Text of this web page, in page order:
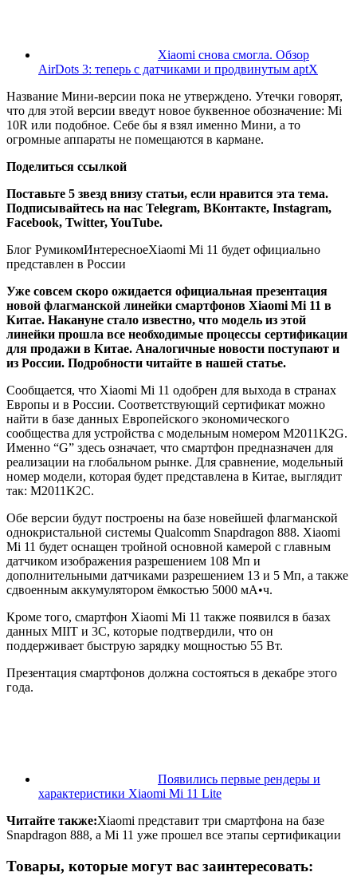
Xiaomi снова смогла. Обзор
AirDots 3: теперь с датчиками и продвинутым aptX
Название Мини-версии пока не утверждено. Утечки говорят,
что для этой версии введут новое буквенное обозначение: Mi
10R или подобное. Себе бы я взял именно Мини, а то
огромные аппараты не помещаются в кармане.
Поделиться ссылкой
Поставьте 5 звезд внизу статьи, если нравится эта тема.
Подписывайтесь на нас Telegram, ВКонтакте, Instagram,
Facebook, Twitter,YouTube.
Блог РумикомИнтересноеXiaomi Mi 11 будет официально
представлен в России
Уже совсем скоро ожидается официальная презентация
новой флагманской линейки смартфонов Xiaomi Mi 11 в
Китае. Накануне стало известно, что модель из этой
линейки прошла все необходимые процессы сертификации
для продажи в Китае. Аналогичные новости поступают и
из России. Подробности читайте в нашей статье.
Сообщается, что Xiaomi Mi 11 одобрен для выхода в странах
Европы и в России. Соответствующий сертификат можно
найти в базе данных Европейского экономического
сообщества для устройства с модельным номером M2011K2G.
Именно “G” здесь означает, что смартфон предназначен для
реализации на глобальном рынке. Для сравнение, модельный
номер модели, которая будет представлена в Китае, выглядит
так: M2011K2C.
Обе версии будут построены на базе новейшей флагманской
однокристальной системы Qualcomm Snapdragon 888. Xiaomi
Mi 11 будет оснащен тройной основной камерой с главным
датчиком изображения разрешением 108 Мп и
дополнительными датчиками разрешением 13 и 5 Мп, а также
сдвоенным аккумулятором ёмкостью 5000 мА•ч.
Кроме того, смартфон Xiaomi Mi 11 также появился в базах
данных MIIT и 3C, которые подтвердили, что он
поддерживает быструю зарядку мощностью 55 Вт.
Презентация смартфонов должна состояться в декабре этого
года.
Появились первые рендеры и
характеристики Xiaomi Mi 11 Lite
Читайте также:Xiaomi представит три смартфона на базе
Snapdragon 888, а Mi 11 уже прошел все этапы сертификации
Товары, которые могут вас заинтересовать: